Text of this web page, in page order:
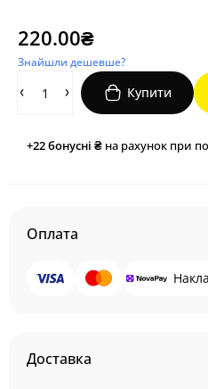
220.00₴
Знайшли дешевше?
Купити
+22бонусні ₴ на рахунок при
Оплата
Доставка